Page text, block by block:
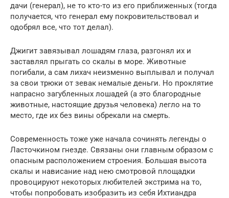
дачи (генерал), не то кто-то из его приближенных (тогда
получается, что генерал ему покровительствовал и
одобрял все, что тот делал).
Джигит завязывал лошадям глаза, разгонял их и
заставлял прыгать со скалы в море. Животные
погибали, а сам лихач неизменно выплывал и получал
за свои трюки от зевак немалые деньги. Но проклятие
напрасно загубленных лошадей (а это благородные
животные, настоящие друзья человека) легло на то
место, где их без вины обрекали на смерть.
Современность тоже уже начала сочинять легенды о
Ласточкином гнезде. Связаны они главным образом с
опасным расположением строения. Большая высота
скалы и нависание над нею смотровой площадки
провоцируют некоторых любителей экстрима на то,
чтобы попробовать изобразить из себя Ихтиандра